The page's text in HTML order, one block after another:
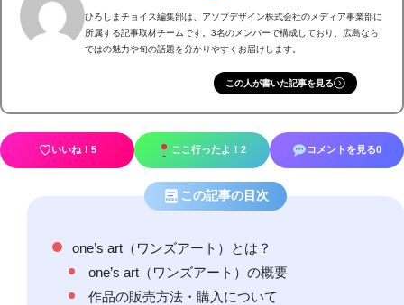
ひろしまチョイス編集部は、アソブデザイン株式会社のメディア事業部に
所属する記事取材チームです。3名のメンバーで構成しており、広島なら
ではの魅力や旬の話題を分かりやすくお届けします。
この人が書いた記事を見る
♡いいね！ 5 ここ行ったよ！2 コメントを見る0
INDEX この記事の目次
one’s art（ワンズアート）とは？
one’s art（ワンズアート）の概要
作品の販売方法・購入について